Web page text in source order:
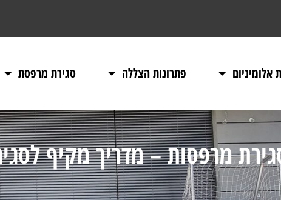
אלומיניום פתרונות הצללה סגירת מרפסת
מרפסות – מדריך מקיף